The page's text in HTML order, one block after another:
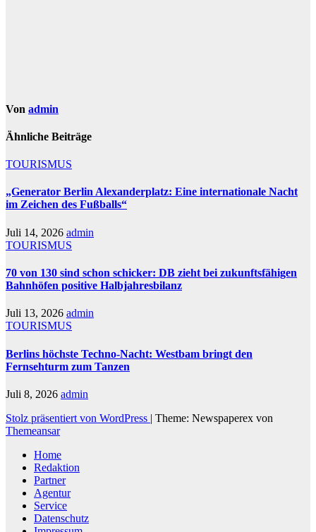
Von admin
Ähnliche Beiträge
TOURISMUS
„Generator Berlin Alexanderplatz: Eine internationale Nacht
im Zeichen des Fußballs“
Juli 14, 2026 admin
TOURISMUS
70 von 130 sind schon schicker: DB zieht bei zukunftsfähigen
Bahnhöfen positive Halbjahresbilanz
Juli 13, 2026 admin
TOURISMUS
Berlins höchste Techno-Nacht: Westbam bringt den
Fernsehturm zum Tanzen
Juli 8, 2026 admin
Stolz präsentiert von WordPress | Theme: Newspaperex von
Themeansar
Home
Redaktion
Partner
Agentur
Service
Datenschutz